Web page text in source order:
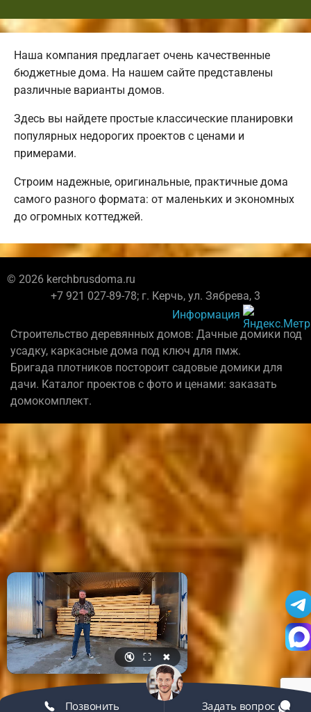
Наша компания предлагает очень качественные
бюджетные дома. На нашем сайте представлены
различные варианты домов.
Здесь вы найдете простые классические планировки
популярных недорогих проектов с ценами и
примерами.
Строим надежные, оригинальные, практичные дома
самого разного формата: от маленьких и экономных
до огромных коттеджей.
© 2026 kerchbrusdoma.ru
+7 921 027-89-78; г. Керчь, ул. Зябрева, 3
Информация
Строительство деревянных домов: Дачные домики под
усадку, каркасные дома под ключ для пмж.
Бригада плотников постороит садовые домики для
дачи. Каталог проектов с фото и ценами: заказать
домокомплект.
🔇 ⛶ ✖
Позвонить Задать вопрос